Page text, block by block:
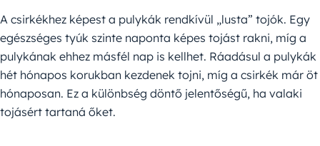
A csirkékhez képest a pulykák rendkívül „lusta” tojók. Egy
egészséges tyúk szinte naponta képes tojást rakni, míg a
pulykának ehhez másfél nap is kellhet. Ráadásul a pulykák
hét hónapos korukban kezdenek tojni, míg a csirkék már öt
hónaposan. Ez a különbség döntő jelentőségű, ha valaki
tojásért tartaná őket.